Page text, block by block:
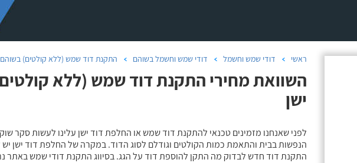
ראשי דודי שמש וחשמל דודי שמש וחשמל בשוהם התקנת דוד שמש (ללא קולטים) בשוהם
השוואת מחירי התקנת דוד שמש (ללא קולטים)
ישן
לפני שאנחנו מזמינים טכנאי להתקנת דוד שמש או החלפת דוד ישן עלינו לעשות סקר
הנפשות בבית והתאמת כמות הקולטים וגודלם לסוג הדוד. במקרה של החלפת דוד ישן
התקנת דוד חדש לבדוק מה התקן להוספת דוד על הגג. בסיווג התקנת דודי שמש באתר